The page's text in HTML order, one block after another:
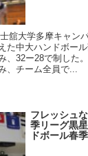
舘大学多摩キャン
た中大ハンドボー
、32ー28で制した
、チーム全員で...
フレッシュ
季リーグ黒
ドボール春